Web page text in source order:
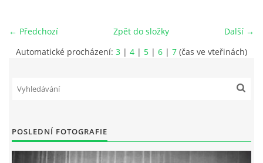
NÁSTROJE - LENNON
NÁSTROJE - HARRISON
← Předchozí Další →
Zpět do složky
Automatické procházení: 3 | 4 | 5 | 6 | 7 (čas ve vteřinách)
POSLEDNÍ FOTOGRAFIE